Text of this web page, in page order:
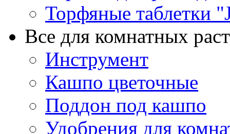
Торфяные таблетки
Все для комнатных
Инструмент
Кашпо цветочные
Поддон под кашпо
Удобрения для